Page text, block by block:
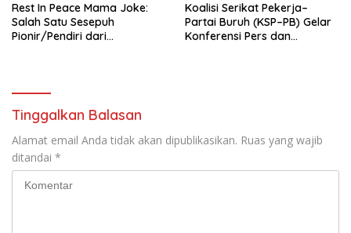
Rest In Peace Mama Joke:
Salah Satu Sesepuh
Pionir/Pendiri dari
Kasih Allah.
Koalisi Serikat Pekerja–
Partai Buruh (KSP–PB) Gelar
Konferensi Pers dan
Tinggalkan Balasan
Alamat email Anda tidak akan dipublikasikan. Ruas yang wajib
ditandai *